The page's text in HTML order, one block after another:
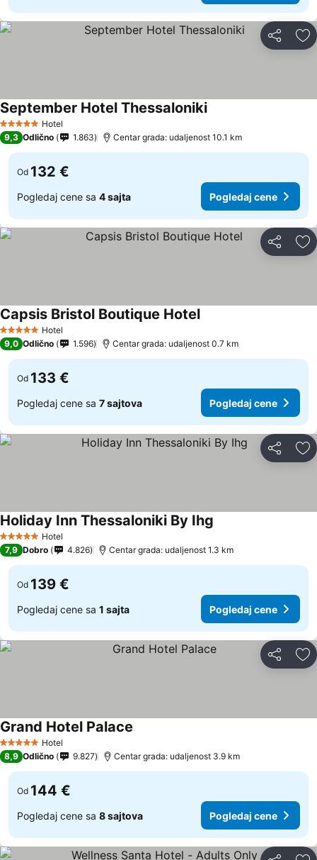
Deli
5 ZvezdiceHotel
September Hotel Thessaloniki
9,3 Odlično 1.863 Centar grada: udaljenost 10.1 km
Od 132 €
Pogledaj cene sa 4 sajta Pogledaj cene
Deli
5 ZvezdiceHotel
Capsis Bristol Boutique Hotel
9,0 Odlično 1.596 Centar grada: udaljenost 0.7 km
Od 133 €
Pogledaj cene sa 7 sajtova Pogledaj cene
Deli
5 ZvezdiceHotel
Holiday Inn Thessaloniki By Ihg
7,9 Dobro 4.826 Centar grada: udaljenost 1.3 km
Od 139 €
Pogledaj cene sa 1 sajta Pogledaj cene
Deli
5 ZvezdiceHotel
Grand Hotel Palace
8,9 Odlično 9.827 Centar grada: udaljenost 3.9 km
Od 144 €
Pogledaj cene sa 8 sajtova Pogledaj cene